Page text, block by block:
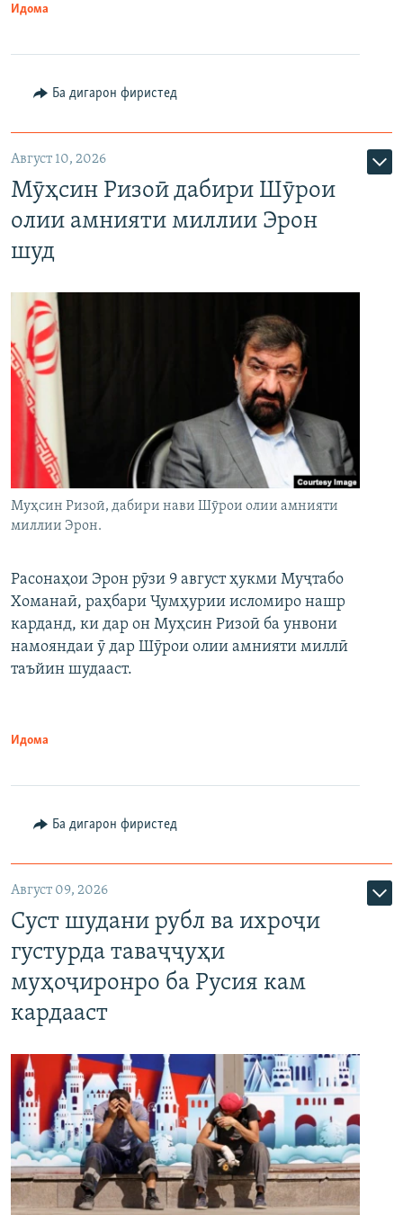
Идома
Ба дигарон фиристед
Август 10, 2026
Мӯҳсин Ризоӣ дабири Шӯрои
олии амнияти миллии Эрон
шуд
Муҳсин Ризоӣ, дабири нави Шӯрои олии амнияти
миллии Эрон.
Расонаҳои Эрон рӯзи 9 август ҳукми Муҷтабо
Хоманаӣ, раҳбари Ҷумҳурии исломиро нашр
карданд, ки дар он Муҳсин Ризоӣ ба унвони
намояндаи ӯ дар Шӯрои олии амнияти миллӣ
таъйин шудааст.
Идома
Ба дигарон фиристед
Август 09, 2026
Суст шудани рубл ва ихроҷи
густурда таваҷҷуҳи
муҳоҷиронро ба Русия кам
кардааст